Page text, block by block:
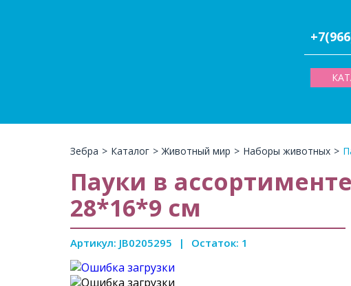
Зебра > Каталог > Животный мир > Наборы животных >
Пауки в
28*16*9 см
Артикул: JB0205295 | Остаток: 1